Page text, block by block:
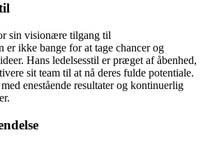
sin visionære tilgang til
ikke bange for at tage chancer og
Hans ledelsesstil er præget af åbenhed,
sit team til at nå deres fulde potentiale.
enestående resultater og kontinuerlig